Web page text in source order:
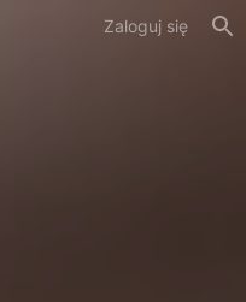
Zaloguj się